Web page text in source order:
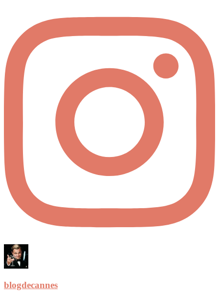
blogdecannes